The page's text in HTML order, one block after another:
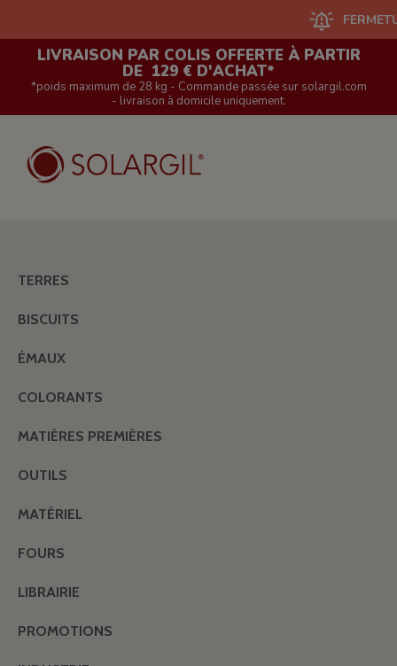
FERMETURE
LIVRAISON PAR COLIS OFFERTE À PARTIR
DE 129 € D'ACHAT*
*poids maximum de 28 kg - Commande passée sur solargil.com
- livraison à domicile uniquement.
TERRES
BISCUITS
ÉMAUX
COLORANTS
MATIÈRES PREMIÈRES
OUTILS
MATÉRIEL
FOURS
LIBRAIRIE
PROMOTIONS